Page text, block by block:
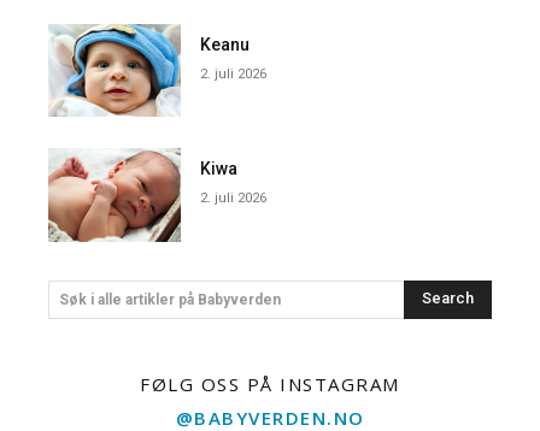
Keanu
2. juli 2026
Kiwa
2. juli 2026
Søk i alle artikler på Babyverden Search
FØLG OSS PÅ INSTAGRAM
@BABYVERDEN.NO